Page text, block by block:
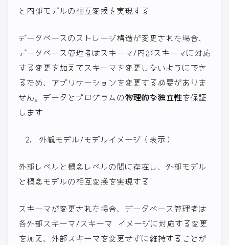
と内部モデルの相互変換を実現する
データベースのストレージ構造が変更された場合、
データベース管理者はスキーマ/内部スキーマに対応
する変更を加えてスキーマを変更しないようにでき
るため、アプリケーションを変更する必要がありま
せん。データとプログラムの物理的な独立性を保証
します
外観モデル/モデルイメージ（表示）
外部レベルと概念レベルの間に存在し、外部モデル
と概念モデルの相互変換を実現する
スキーマが変更された場合、データベース管理者は
各外部スキーマ/スキーマ イメージに対応する変更
を加え、外部スキーマを変更せずに維持することが